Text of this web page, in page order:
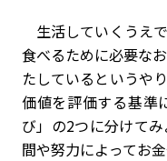
生活していくうえ
食べるために必要な
たしているというや
価値を評価する基準
び」の2つに分けて
間や努力によってお